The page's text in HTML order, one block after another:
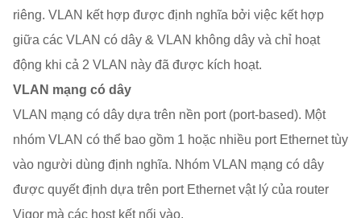
riêng. VLAN kết hợp được định nghĩa bởi việc kết hợp
giữa các VLAN có dây & VLAN không dây và chỉ hoạt
động khi cả 2 VLAN này đã được kích hoạt.
VLAN mạng có dây
VLAN mạng có dây dựa trên nền port (port-based). Một
nhóm VLAN có thể bao gồm 1 hoặc nhiều port Ethernet tùy
vào người dùng định nghĩa. Nhóm VLAN mạng có dây
được quyết định dựa trên port Ethernet vật lý của router
Vigor mà các host kết nối vào.